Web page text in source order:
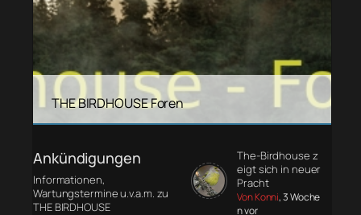
THE BIRDHOUSE Foren
Ankündigungen
Informationen,
Wartungstermine u.v.a.m. zu
THE BIRDHOUSE
The-Birdhouse z
eigt sich in neuer
Pracht
Von Konni, 3 Woche
n vor